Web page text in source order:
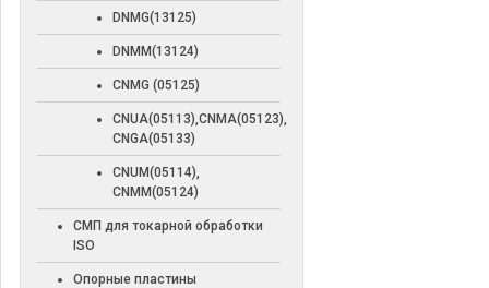
DNMG(13125)
DNMM(13124)
CNMG (05125)
CNUA(05113),CNMA(05123),
CNGA(05133)
CNUM(05114),
CNMM(05124)
СМП для токарной обработки
ISO
Опорные пластины